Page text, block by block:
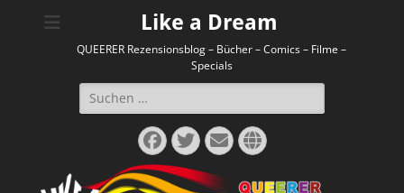
Like a Dream
QUEERER Rezensionsblog – Bücher – Comics – Filme –
Specials
Suchen
nach:
Facebook
Twitter
E-
Mail
Website